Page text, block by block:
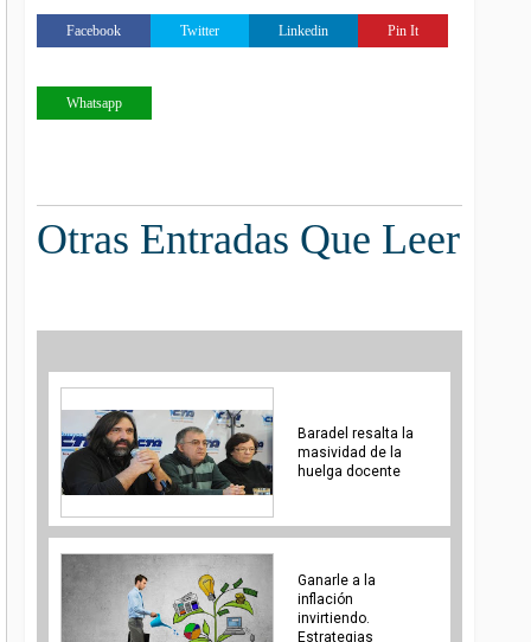
Facebook Twitter Linkedin Pin It
Whatsapp
Otras Entradas Que Leer
Baradel resalta la
masividad de la
huelga docente
Ganarle a la
inflación
invirtiendo.
Estrategias